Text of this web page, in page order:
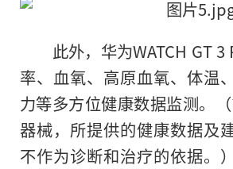
此外，华为WATCH GT
率、血氧、高原血氧、体温
力等多方位健康数据监测。
器械，所提供的健康数据及
不作为诊断和治疗的依据。